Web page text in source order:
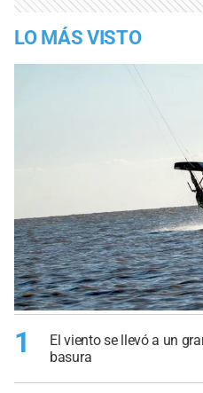
LO MÁS VISTO
1
El viento se llevó a un
basura